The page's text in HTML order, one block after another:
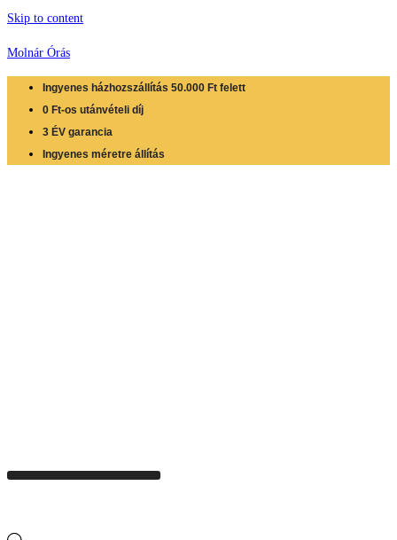
Skip to content
Molnár Órás
Ingyenes házhozszállítás 50.000 Ft felett
0 Ft-os utánvételi díj
3 ÉV garancia
Ingyenes méretre állítás